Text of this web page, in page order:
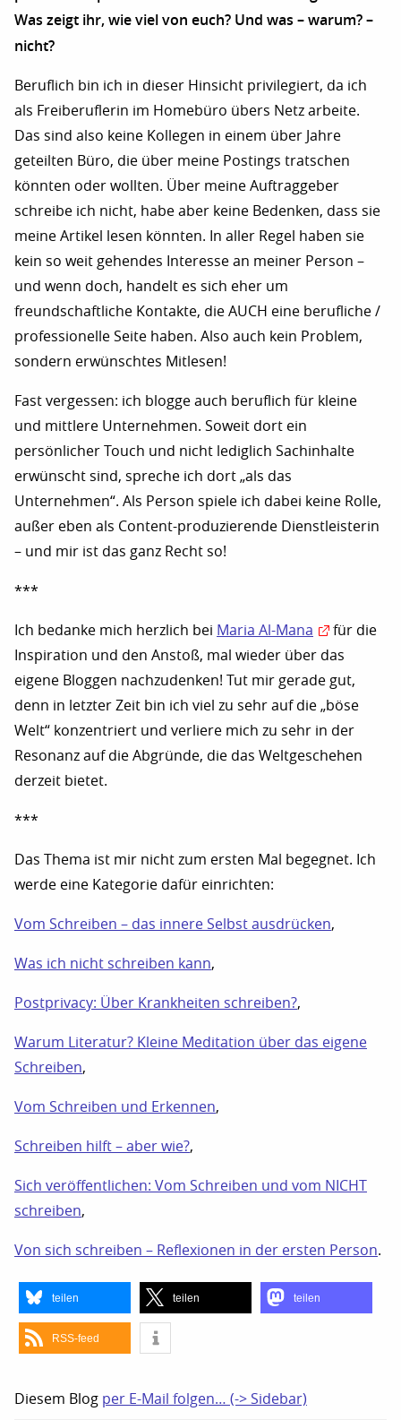
Was zeigt ihr, wie viel von euch? Und was – warum? –
nicht?
Beruflich bin ich in dieser Hinsicht privilegiert, da ich
als Freiberuflerin im Homebüro übers Netz arbeite.
Das sind also keine Kollegen in einem über Jahre
geteilten Büro, die über meine Postings tratschen
könnten oder wollten. Über meine Auftraggeber
schreibe ich nicht, habe aber keine Bedenken, dass sie
meine Artikel lesen könnten. In aller Regel haben sie
kein so weit gehendes Interesse an meiner Person –
und wenn doch, handelt es sich eher um
freundschaftliche Kontakte, die AUCH eine berufliche /
professionelle Seite haben. Also auch kein Problem,
sondern erwünschtes Mitlesen!
Fast vergessen: ich blogge auch beruflich für kleine
und mittlere Unternehmen. Soweit dort ein
persönlicher Touch und nicht lediglich Sachinhalte
erwünscht sind, spreche ich dort „als das
Unternehmen“. Als Person spiele ich dabei keine Rolle,
außer eben als Content-produzierende Dienstleisterin
– und mir ist das ganz Recht so!
***
Ich bedanke mich herzlich bei Maria Al-Mana
für die
Inspiration und den Anstoß, mal wieder über das
eigene Bloggen nachzudenken! Tut mir gerade gut,
denn in letzter Zeit bin ich viel zu sehr auf die „böse
Welt“ konzentriert und verliere mich zu sehr in der
Resonanz auf die Abgründe, die das Weltgeschehen
derzeit bietet.
***
Das Thema ist mir nicht zum ersten Mal begegnet. Ich
werde eine Kategorie dafür einrichten:
Vom Schreiben – das innere Selbst ausdrücken,
Was ich nicht schreiben kann,
Postprivacy: Über Krankheiten schreiben?,
Warum Literatur? Kleine Meditation über das eigene
Schreiben,
Vom Schreiben und Erkennen,
Schreiben hilft – aber wie?,
Sich veröffentlichen: Vom Schreiben und vom NICHT
schreiben,
Von sich schreiben – Reflexionen in der ersten Person.
teilen teilen teilen
RSS-feed
Diesem Blog per E-Mail folgen… (-> Sidebar)